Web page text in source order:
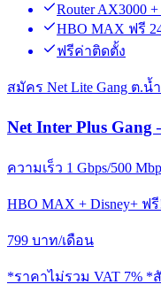
Router AX3000
HBO MAX ฟรี
ฟรีค่าติดตั้ง
สมัคร Net Lite Gang ต.น้
Net Inter Plus
ความเร็ว 1 Gbps/500
HBO MAX + Disney+ ฟ
799 บาท/เดือน
*ราคาไม่รวม VAT 7%